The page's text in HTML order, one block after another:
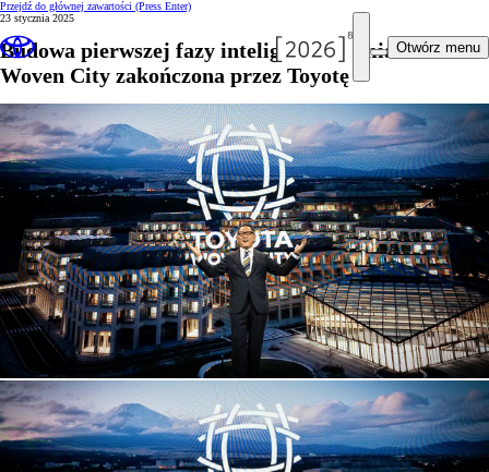
Przejdź do głównej zawartości (Press Enter)
Otwórz menu
23 stycznia 2025
Budowa pierwszej fazy inteligentnego miasta
Woven City zakończona przez Toyotę